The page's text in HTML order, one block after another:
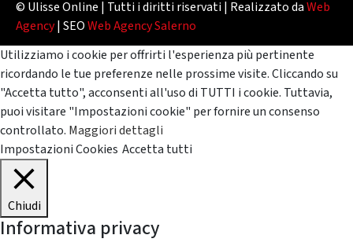
© Ulisse Online | Tutti i diritti riservati | Realizzato daWeb
Agency| SEOWeb Agency Salerno
Utilizziamo i cookie per offrirti l'esperienza più pertinente
ricordando le tue preferenze nelle prossime visite. Cliccando su
"Accetta tutto", acconsenti all'uso di TUTTI i cookie. Tuttavia,
puoi visitare "Impostazioni cookie" per fornire un consenso
controllato. Maggiori dettagli
Impostazioni Cookies Accetta tutti
Chiudi
Informativa privacy